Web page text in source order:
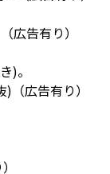
広告有り）
)。
広告有り）